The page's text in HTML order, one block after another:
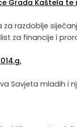
Grada Kaštela
za razdoblje
za financije i
Savjeta mladih i